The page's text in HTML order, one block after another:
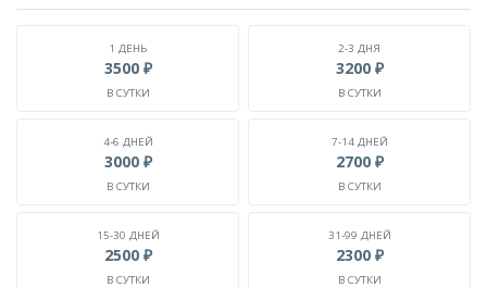
1 ДЕНЬ
3500 ₽
В СУТКИ
2-3 ДНЯ
3200 ₽
В СУТКИ
4-6 ДНЕЙ
3000 ₽
В СУТКИ
7-14 ДНЕЙ
2700 ₽
В СУТКИ
15-30 ДНЕЙ
2500 ₽
В СУТКИ
31-99 ДНЕЙ
2300 ₽
В СУТКИ